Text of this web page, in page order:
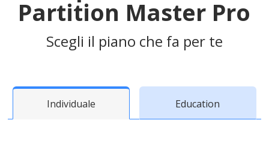
Partition Master Pro
Scegli il piano che fa per te
Individuale Education